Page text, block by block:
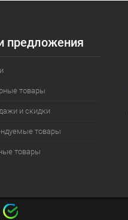
предложения
товары
и скидки
товары
товары